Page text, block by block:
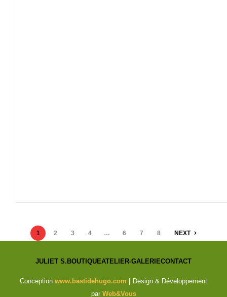
1 2 3 4 … 6 7 8 NEXT
JULIET S.BOUTIQUEATELIER-GALERIECONTACT
Conception www.bastidehugo.com | Design & Développement
par Web&Vous